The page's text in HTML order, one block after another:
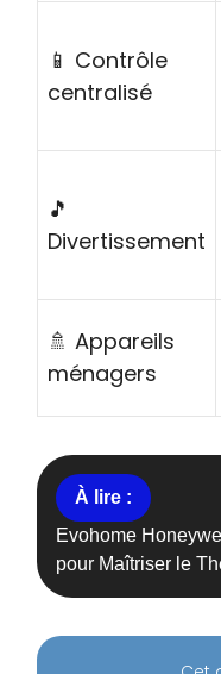
📱 Contrôle
centralisé
🎵
Divertissement
🚿 Appareils
ménagers
Evohome
pour Maîtriser le